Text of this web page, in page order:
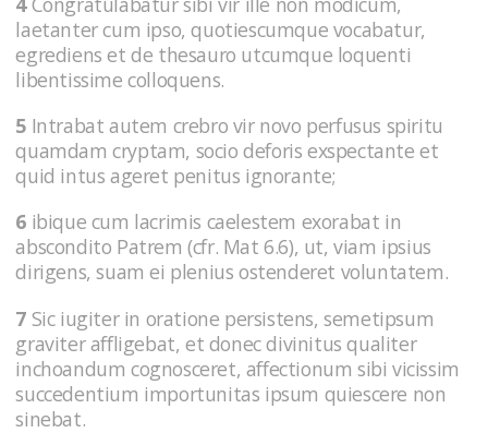
laetanter cum ipso, quotiescumque vocabatur,
egrediens et de thesauro utcumque loquenti
libentissime colloquens.
5 Intrabat autem crebro vir novo perfusus spiritu
quamdam cryptam, socio deforis exspectante et
quid intus ageret penitus ignorante;
6 ibique cum lacrimis caelestem exorabat in
abscondito Patrem (cfr. Mat 6.6), ut, viam ipsius
dirigens, suam ei plenius ostenderet voluntatem.
7 Sic iugiter in oratione persistens, semetipsum
graviter affligebat, et donec divinitus qualiter
inchoandum cognosceret, affectionum sibi vicissim
succedentium importunitas ipsum quiescere non
sinebat.